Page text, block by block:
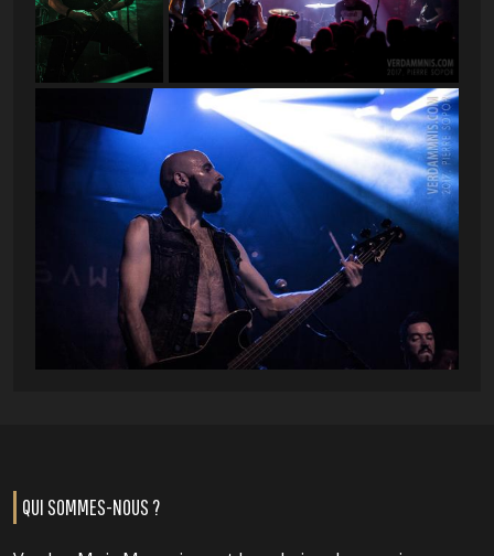
QUI SOMMES-NOUS ?